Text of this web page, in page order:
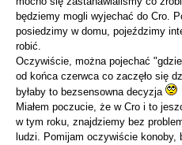
będziemy mogli wyjechać do Cro.
posiedzimy w domu, pojeździmy
robić.
Oczywiście, można pojechać
od końca czerwca co zaczęło się
byłaby to bezsensowna decyzja
Miałem poczucie, że w Cro i to
w tym roku, znajdziemy bez
ludzi. Pomijam oczywiście